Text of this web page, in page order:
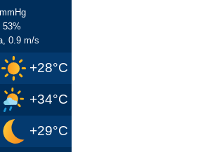
53%
0.9 m/s
+28°C
+34°C
+29°C